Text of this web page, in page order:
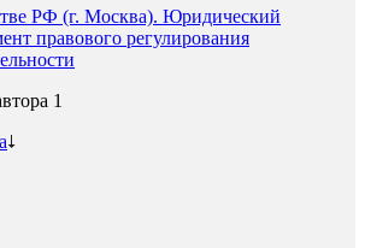
РФ (г. Москва). Юридический
правового регулирования
1